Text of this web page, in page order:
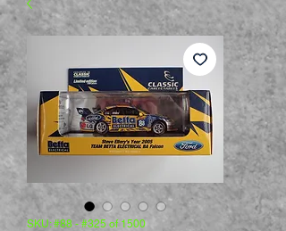
SKU: #88 - #325 of 1500